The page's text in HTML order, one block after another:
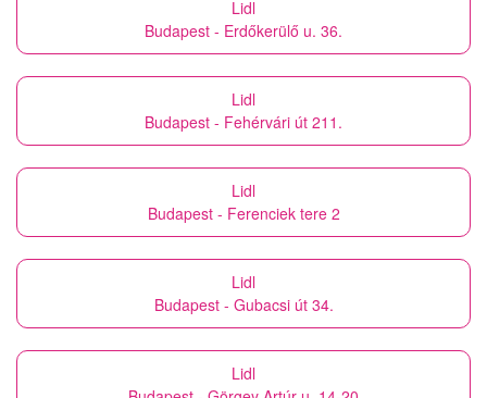
Lidl
Budapest - Erdőkerülő u. 36.
Lidl
Budapest - Fehérvári út 211.
Lidl
Budapest - Ferenciek tere 2
Lidl
Budapest - Gubacsi út 34.
Lidl